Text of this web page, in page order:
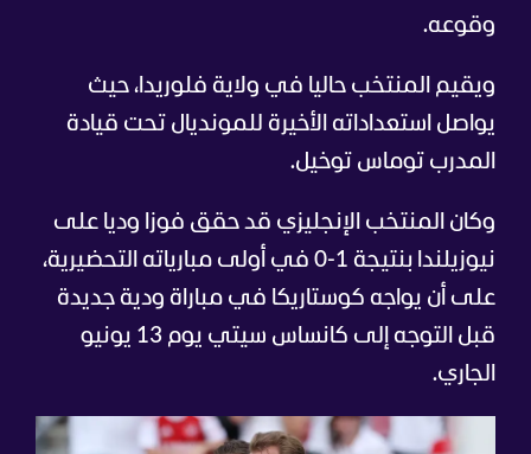
وقوعه.
ويقيم المنتخب حاليا في ولاية فلوريدا، حيث
يواصل استعداداته الأخيرة للمونديال تحت قيادة
المدرب توماس توخيل.
وكان المنتخب الإنجليزي قد حقق فوزا وديا على
نيوزيلندا بنتيجة 1-0 في أولى مبارياته التحضيرية،
على أن يواجه كوستاريكا في مباراة ودية جديدة
قبل التوجه إلى كانساس سيتي يوم 13 يونيو
الجاري.